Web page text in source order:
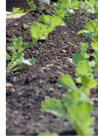
Contato